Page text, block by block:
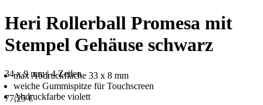
Heri Rollerball Promesa mit
Stempel Gehäuse schwarz
34 x 9 mm | 4 Zeilen
max Abdruckfläche 33 x 8 mm
weiche Gummispitze für Touchscreen
Abdruckfarbe violett
77,25 €